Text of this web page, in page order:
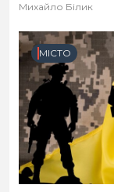
Михайло Білик
МІСТО